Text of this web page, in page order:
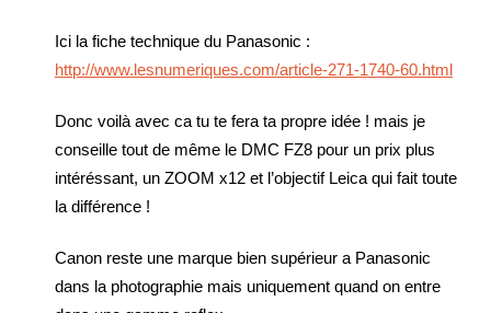
Ici la fiche technique du Panasonic :
http://www.lesnumeriques.com/article-271-1740-60.html
Donc voilà avec ca tu te fera ta propre idée ! mais je
conseille tout de même le DMC FZ8 pour un prix plus
intéréssant, un ZOOM x12 et l’objectif Leica qui fait toute
la différence !
Canon reste une marque bien supérieur a Panasonic
dans la photographie mais uniquement quand on entre